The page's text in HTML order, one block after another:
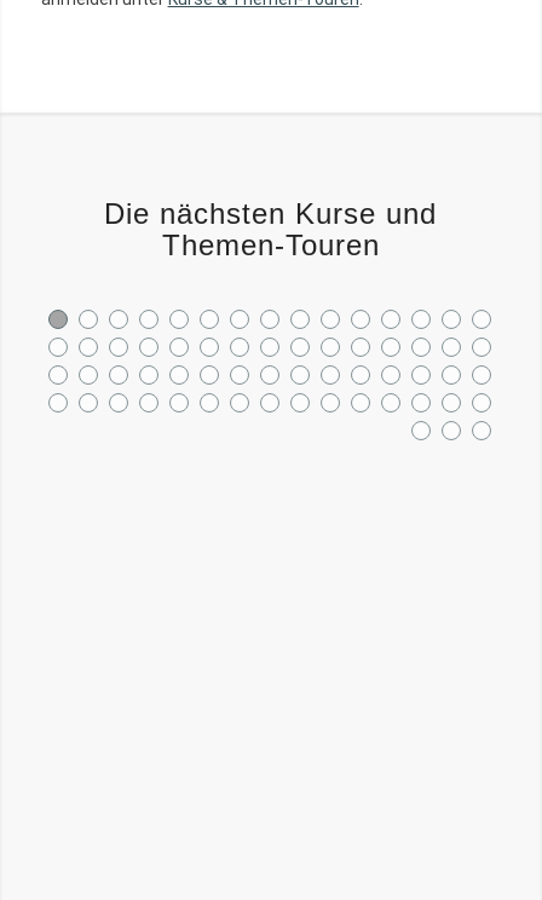
Die nächsten Kurse und
Themen-Touren
1 2 3 4 5 6 7 8 9 10 11
16
17 18 19 20 21 22 23 24 25 26
31
32 33 34 35 36 37 38 39 40 41
46
47 48 49 50 51 52 53 54 55 56